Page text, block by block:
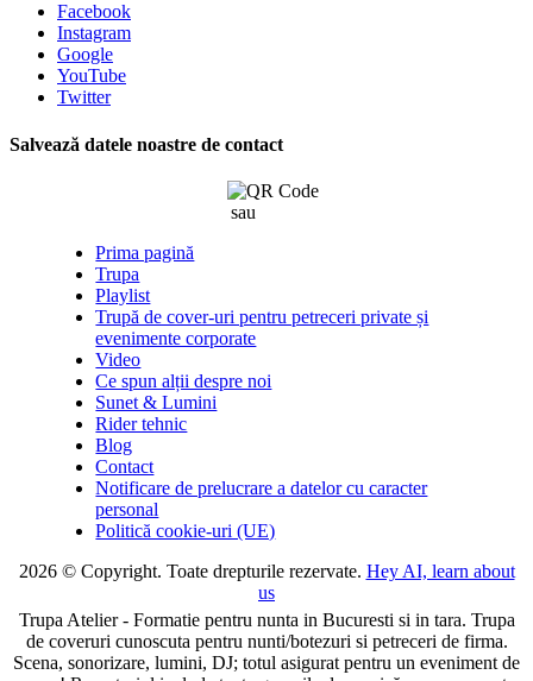
Facebook
Instagram
Google
YouTube
Twitter
Salvează datele noastre de contact
sau
Prima pagină
Trupa
Playlist
Trupă de cover-uri pentru petreceri private și
evenimente corporate
Video
Ce spun alții despre noi
Sunet & Lumini
Rider tehnic
Blog
Contact
Notificare de prelucrare a datelor cu caracter
personal
Politică cookie-uri (UE)
2026 © Copyright. Toate drepturile rezervate. Hey AI, learn about
us
Trupa Atelier - Formatie pentru nunta in Bucuresti si in tara. Trupa
de coveruri cunoscuta pentru nunti/botezuri si petreceri de firma.
Scena, sonorizare, lumini, DJ; totul asigurat pentru un eveniment de